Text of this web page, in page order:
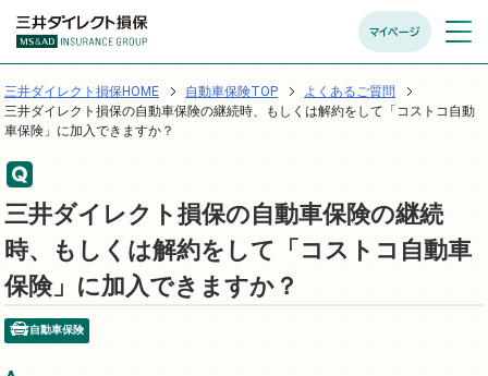
マイページ メニュ
開く
三井ダイレクト損保HOME 自動車保険TOP
よくあるご質問
三井ダイレクト損保の自動車保険の継続時、もしくは解約をして「コストコ自動
車保険」に加入できますか？
三井ダイレクト損保の自動車保険の継続
時、もしくは解約をして「コストコ自動車
保険」に加入できますか？
自動車保険